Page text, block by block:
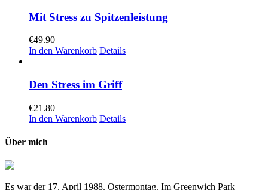
Mit Stress zu Spitzenleistung
€49.90
In den Warenkorb Details
Den Stress im Griff
€21.80
In den Warenkorb Details
Über mich
Es war der 17. April 1988. Ostermontag. Im Greenwich Park